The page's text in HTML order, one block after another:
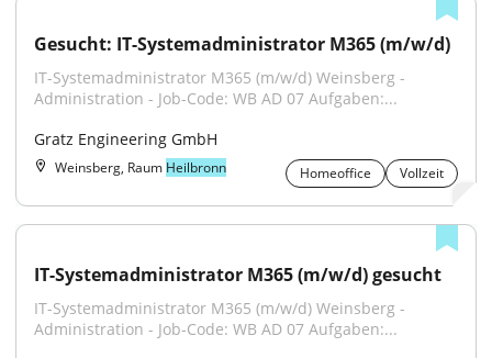
Gesucht: IT-Systemadministrator M365 (m/w/d)
IT-Systemadministrator M365 (m/w/d) Weinsberg -
Administration - Job-Code: WB AD 07 Aufgaben:...
Gratz Engineering GmbH
Weinsberg, Raum Heilbronn Homeoffice Vollzeit
IT-Systemadministrator M365 (m/w/d) gesucht
IT-Systemadministrator M365 (m/w/d) Weinsberg -
Administration - Job-Code: WB AD 07 Aufgaben:...